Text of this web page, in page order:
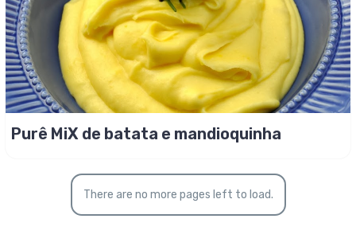
Purê MiX de batata e mandioquinha
There are no more pages left to load.